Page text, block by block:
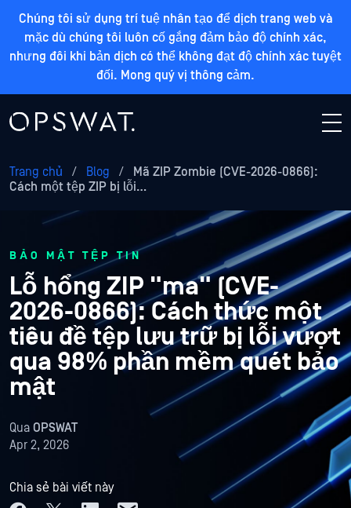
Chúng tôi sử dụng trí tuệ nhân tạo để dịch trang web và
mặc dù chúng tôi luôn cố gắng đảm bảo độ chính xác,
nhưng đôi khi bản dịch có thể không đạt độ chính xác tuyệt
đối. Mong quý vị thông cảm.
Trang chủ / Blog /
Mã ZIP Zombie (CVE-2026-0866):
Cách một tệp ZIP bị lỗi…
BẢO MẬT TỆP TIN
Lỗ hổng ZIP "ma" (CVE-
2026-0866): Cách thức một
tiêu đề tệp lưu trữ bị lỗi vượt
qua 98% phần mềm quét bảo
mật
Qua OPSWAT
Apr 2, 2026
Chia sẻ bài viết này